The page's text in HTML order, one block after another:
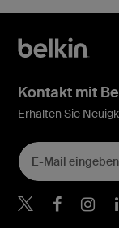
Kontakt mit
Erhalten Sie
Belkin